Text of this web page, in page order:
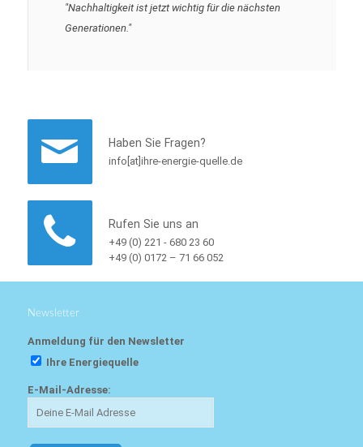
"Nachhaltigkeit ist jetzt wichtig für die nächsten
Generationen."
Haben Sie Fragen?
info[at]ihre-energie-quelle.de
Rufen Sie uns an
+49 (0) 221 - 680 23 60
+49 (0) 0172 – 71 66 052
Newsletter
Anmeldung für den Newsletter
Ihre Energiequelle
E-Mail-Adresse: